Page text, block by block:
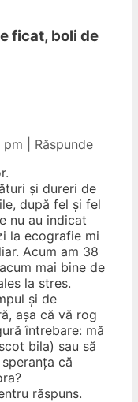
ficat, boli de
pm
Răspunde
și dureri de
după fel și fel
nu au indicat
la ecografie mi
Acum am 38
mai bine de
la stres.
și de
așa că vă rog
întrebare: mă
bila) sau să
că
răspuns.